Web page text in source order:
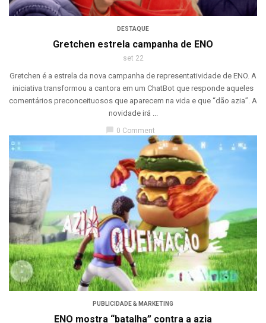
DESTAQUE
Gretchen estrela campanha de ENO
set 22
Gretchen é a estrela da nova campanha de representatividade de ENO. A
iniciativa transformou a cantora em um ChatBot que responde aqueles
comentários preconceituosos que aparecem na vida e que “dão azia”. A
novidade irá ...
chat_bubble 0 Comment
PUBLICIDADE & MARKETING
ENO mostra “batalha” contra a azia